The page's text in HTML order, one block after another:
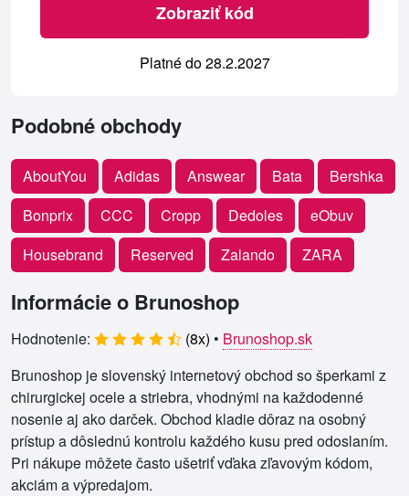
Zobraziť kód
Platné do 28.2.2027
Podobné obchody
AboutYou Adidas Answear Bata
Bershka
Bonprix
CCC Cropp Dedoles
eObuv
Housebrand
Reserved Zalando ZARA
Informácie o Brunoshop
Hodnotenie: (8x) • Brunoshop.sk
Brunoshop je slovenský internetový obchod so šperkami z
chirurgickej ocele a striebra, vhodnými na každodenné
nosenie aj ako darček. Obchod kladie dôraz na osobný
prístup a dôslednú kontrolu každého kusu pred odoslaním.
Pri nákupe môžete často ušetriť vďaka zľavovým kódom,
akciám a výpredajom.